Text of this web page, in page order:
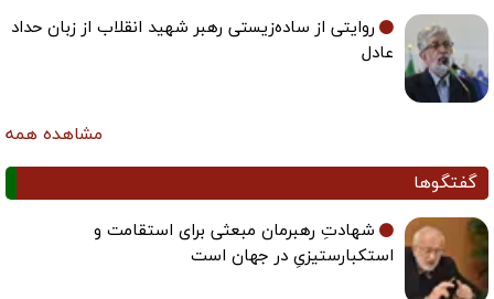
روایتی از ساده‌زیستی رهبر شهید انقلاب از زبان حداد
عادل
مشاهده همه
گفتگوها
شهادتِ رهبرمان مبعثی برای استقامت و
استکبارستیزیِ در جهان است